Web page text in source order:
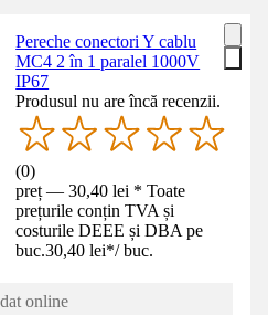
Pereche conectori Y cablu
MC4 2 în 1 paralel 1000V
IP67
Produsul nu are încă recenzii.
(0)
preț — 30,40 lei * Toate
prețurile conțin TVA și
costurile DEEE și DBA pe
buc.30,40 lei*/ buc.
online